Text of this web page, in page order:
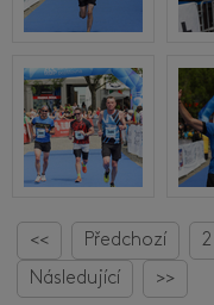
<< Předchozí 2
Následující
>>